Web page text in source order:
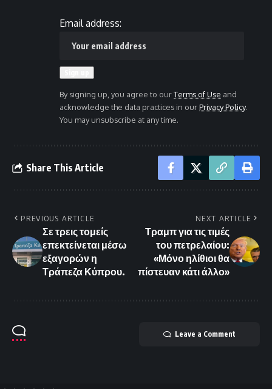
Email address:
By signing up, you agree to ourTerms of Use and
acknowledge the data practices in ourPrivacy Policy.
You may unsubscribe at any time.
Share This Article
PREVIOUS ARTICLE
Σε τρεις τομείς
επεκτείνεται μέσω
εξαγορών η
Τράπεζα Κύπρου.
NEXT ARTICLE
Τραμπ για τις τιμές
του πετρελαίου:
«Μόνο ηλίθιοι θα
πίστευαν κάτι άλλο»
Leave a Comment